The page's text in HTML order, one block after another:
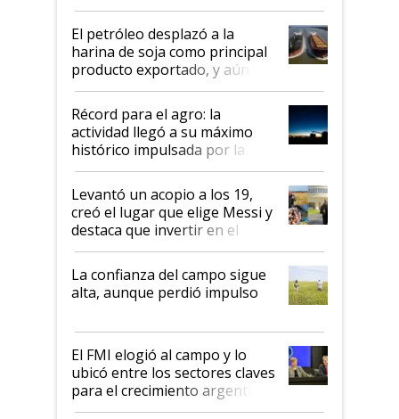
El petróleo desplazó a la
harina de soja como principal
producto exportado, y aún así
el agro aportó casi seis de cada
diez dólares y sostuvo el
liderazgo en un semestre
récord
Récord para el agro: la
actividad llegó a su máximo
histórico impulsada por la
cosecha y las exportaciones
Levantó un acopio a los 19,
creó el lugar que elige Messi y
destaca que invertir en el
kirchnerismo era como "darle
plata a un hijo para droga":
Juan Félix Rossetti, el libertario
que de una dura crisis salió
de Milei
La confianza del campo sigue
alta, aunque perdió impulso
El FMI elogió al campo y lo
ubicó entre los sectores claves
para el crecimiento argentino